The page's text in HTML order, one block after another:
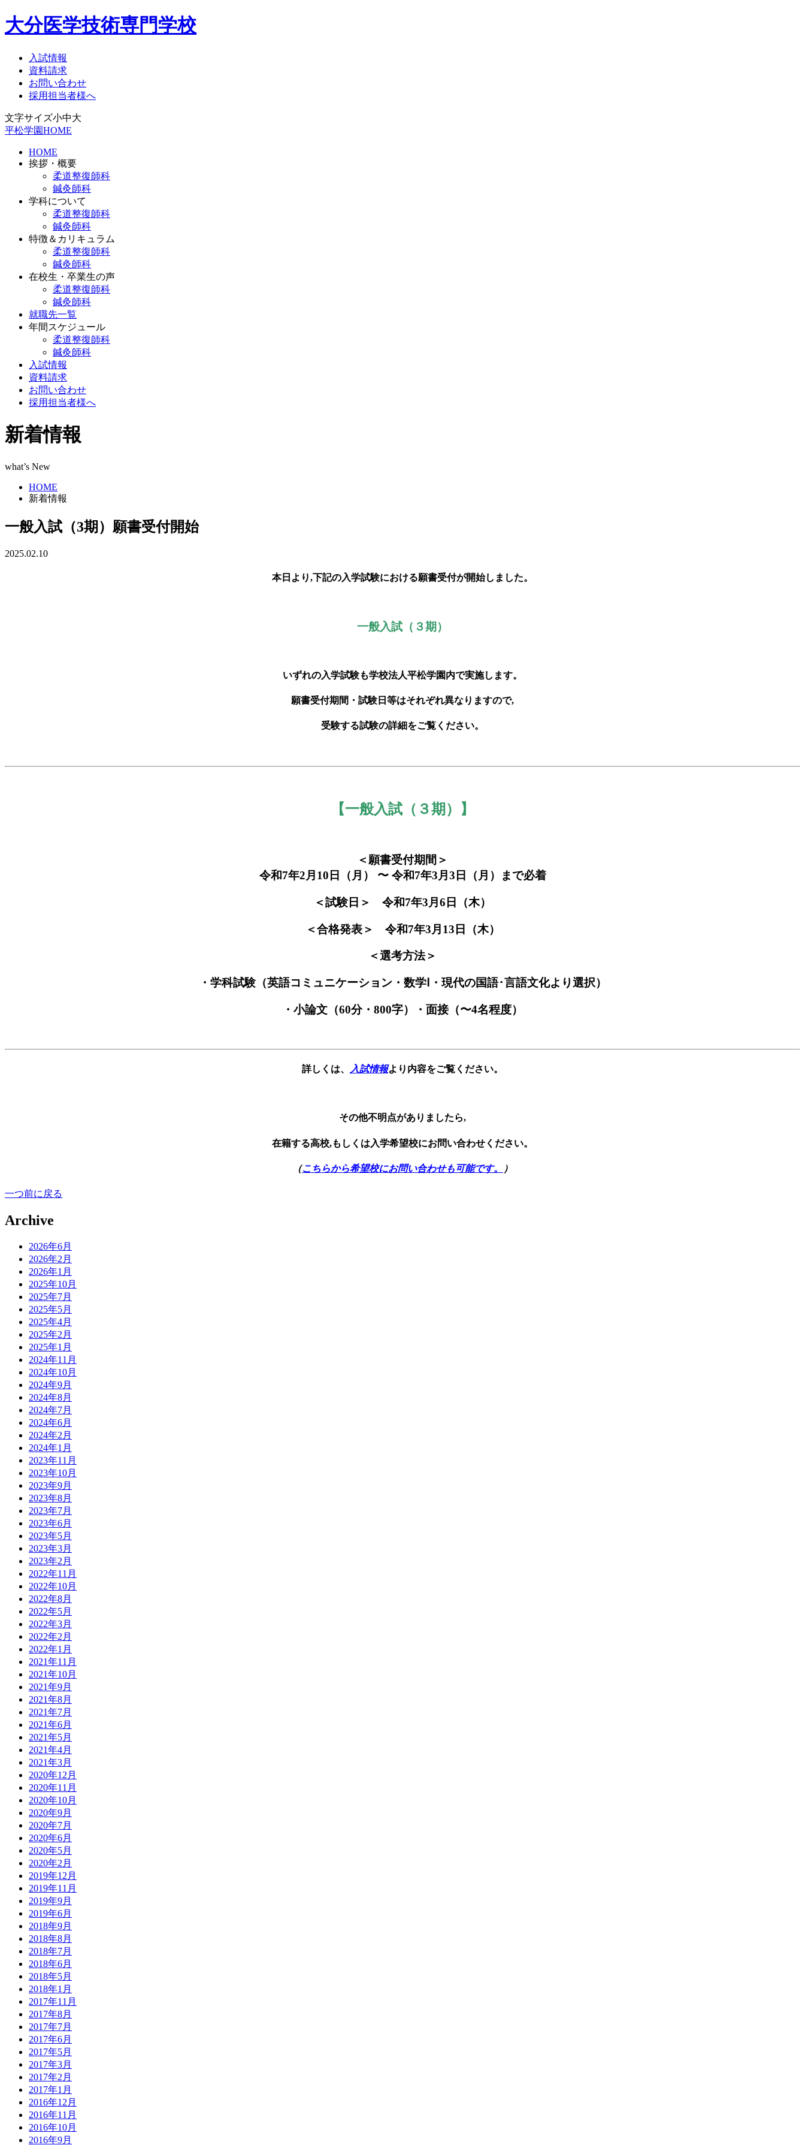
大分医学技術専門学校
入試情報
資料請求
お問い合わせ
採用担当者様へ
文字サイズ小中大
平松学園HOME
HOME
挨拶・概要
柔道整復師科
鍼灸師科
学科について
柔道整復師科
鍼灸師科
特徴＆カリキュラム
柔道整復師科
鍼灸師科
在校生・卒業生の声
柔道整復師科
鍼灸師科
就職先一覧
年間スケジュール
柔道整復師科
鍼灸師科
入試情報
資料請求
お問い合わせ
採用担当者様へ
新着情報
what’s New
HOME
新着情報
一般入試（3期）願書受付開始
2025.02.10
本日より,下記の入学試験における願書受付が開始しました。
一般入試（３期）
いずれの入学試験も学校法人平松学園内で実施します。
願書受付期間・試験日等はそれぞれ異なりますので,
受験する試験の詳細をご覧ください。
【一般入試（３期）】
＜願書受付期間＞
令和7年2月10日（月） 〜 令和7年3月3日（月）まで必着
＜試験日＞ 令和7年3月6日（木）
＜合格発表＞ 令和7年3月13日（木）
＜選考方法＞
・学科試験（英語コミュニケーション・数学Ⅰ・現代の国語･言語文化より選択）
・小論文（60分・800字）・面接（〜4名程度）
詳しくは、 入試情報より内容をご覧ください。
その他不明点がありましたら,
在籍する高校,もしくは入学希望校にお問い合わせください。
（こちらから希望校にお問い合わせも可能です。 ）
一つ前に戻る
Archive
2026年6月
2026年2月
2026年1月
2025年10月
2025年7月
2025年5月
2025年4月
2025年2月
2025年1月
2024年11月
2024年10月
2024年9月
2024年8月
2024年7月
2024年6月
2024年2月
2024年1月
2023年11月
2023年10月
2023年9月
2023年8月
2023年7月
2023年6月
2023年5月
2023年3月
2023年2月
2022年11月
2022年10月
2022年8月
2022年5月
2022年3月
2022年2月
2022年1月
2021年11月
2021年10月
2021年9月
2021年8月
2021年7月
2021年6月
2021年5月
2021年4月
2021年3月
2020年12月
2020年11月
2020年10月
2020年9月
2020年7月
2020年6月
2020年5月
2020年2月
2019年12月
2019年11月
2019年9月
2019年6月
2018年9月
2018年8月
2018年7月
2018年6月
2018年5月
2018年1月
2017年11月
2017年8月
2017年7月
2017年6月
2017年5月
2017年3月
2017年2月
2017年1月
2016年12月
2016年11月
2016年10月
2016年9月